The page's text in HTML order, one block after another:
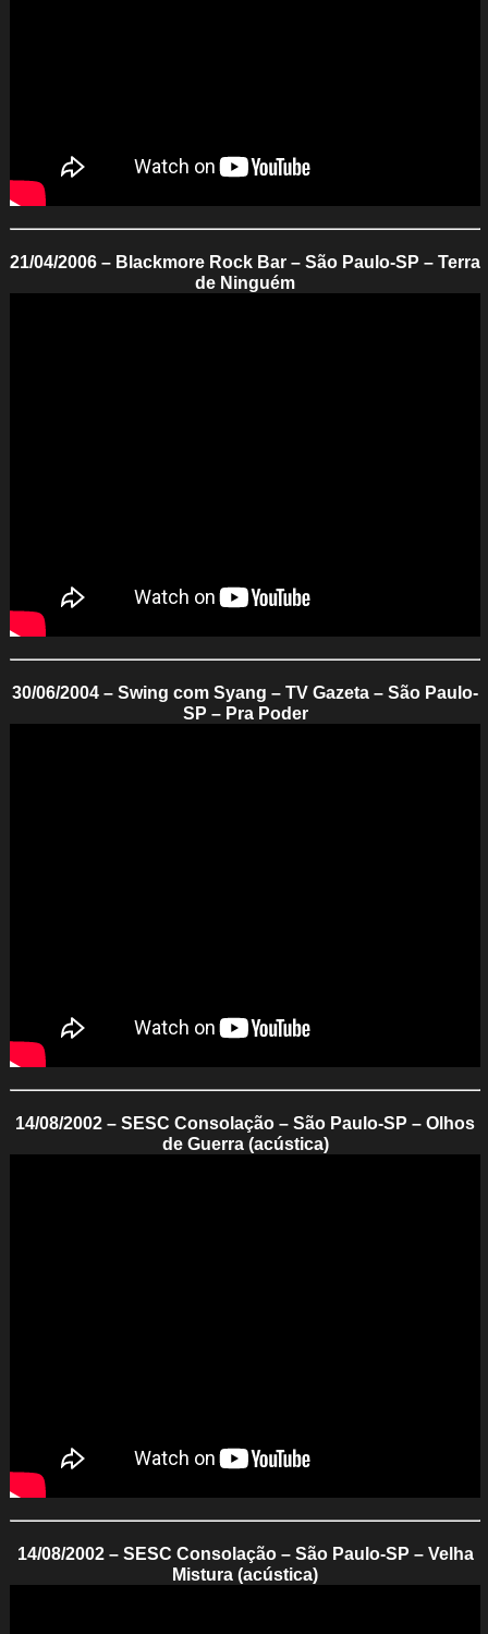
21/04/2006 – Blackmore Rock Bar – São Paulo-SP – Terra
de Ninguém
30/06/2004 – Swing com Syang – TV Gazeta – São Paulo-
SP – Pra Poder
14/08/2002 – SESC Consolação – São Paulo-SP – Olhos
de Guerra (acústica)
14/08/2002 – SESC Consolação – São Paulo-SP – Velha
Mistura (acústica)